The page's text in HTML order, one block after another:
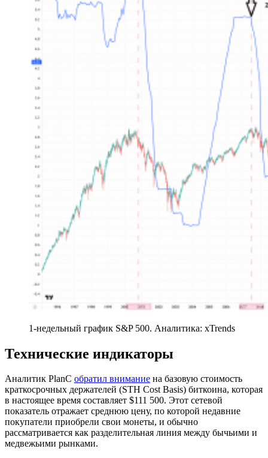
1-недельный график S&P 500. Аналитика: xTrends
Технические индикаторы
Аналитик PlanC обратил внимание на базовую стоимость
краткосрочных держателей (STH Cost Basis) биткоина, которая
в настоящее время составляет $111 500. Этот сетевой
показатель отражает среднюю цену, по которой недавние
покупатели приобрели свои монеты, и обычно
рассматривается как разделительная линия между бычьими и
медвежьими рынками.